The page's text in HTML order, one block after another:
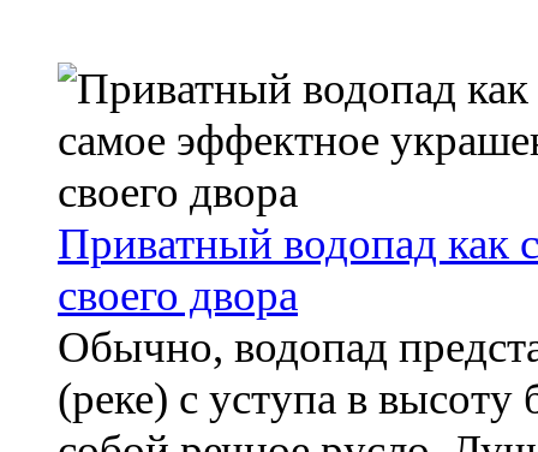
Приватный водопад как
своего двора
Обычно, водопад
(реке) с уступа в высоту